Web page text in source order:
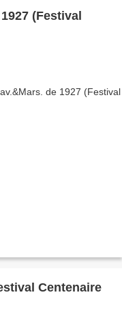
(Festival
Centenaire